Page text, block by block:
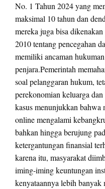
No. 1 Tahun 2024 yang
maksimal 10 tahun dan
mereka juga bisa
2010 tentang pencegahan
memiliki ancaman
penjara.Pemerintah
soal pelanggaran hukum,
perekonomian keluarga
kasus menunjukkan bahwa
online mengalami
bahkan hingga berujung
ketergantungan finansial
karena itu, masyarakat
iming-iming keuntungan
kenyataannya lebih